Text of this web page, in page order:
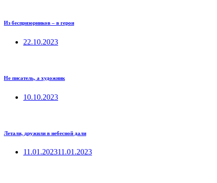
Из беспризорников – в герои
22.10.2023
Не писатель, а художник
10.10.2023
Летали, дружили в небесной дали
11.01.202311.01.2023